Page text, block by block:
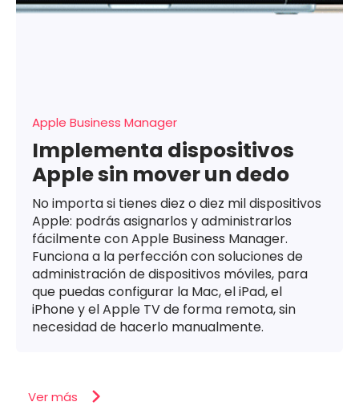
Apple Business Manager
Implementa dispositivos
Apple sin mover un dedo
No importa si tienes diez o diez mil dispositivos
Apple: podrás asignarlos y administrarlos
fácilmente con Apple Business Manager.
Funciona a la perfección con soluciones de
administración de dispositivos móviles, para
que puedas configurar la Mac, el iPad, el
iPhone y el Apple TV de forma remota, sin
necesidad de hacerlo manualmente.
Ver más